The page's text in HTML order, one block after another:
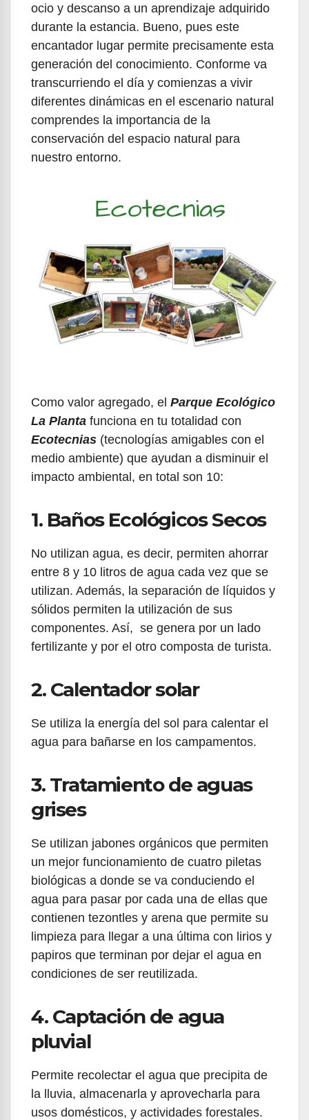
ocio y descanso a un aprendizaje adquirido
durante la estancia. Bueno, pues este
encantador lugar permite precisamente esta
generación del conocimiento. Conforme va
transcurriendo el día y comienzas a vivir
diferentes dinámicas en el escenario natural
comprendes la importancia de la
conservación del espacio natural para
nuestro entorno.
Como valor agregado, el Parque Ecológico
La Planta funciona en tu totalidad con
Ecotecnias (tecnologías amigables con el
medio ambiente) que ayudan a disminuir el
impacto ambiental, en total son 10:
1. Baños Ecológicos Secos
No utilizan agua, es decir, permiten ahorrar
entre 8 y 10 litros de agua cada vez que se
utilizan. Además, la separación de líquidos y
sólidos permiten la utilización de sus
componentes. Así, se genera por un lado
fertilizante y por el otro composta de turista.
2. Calentador solar
Se utiliza la energía del sol para calentar el
agua para bañarse en los campamentos.
3. Tratamiento de aguas
grises
Se utilizan jabones orgánicos que permiten
un mejor funcionamiento de cuatro piletas
biológicas a donde se va conduciendo el
agua para pasar por cada una de ellas que
contienen tezontles y arena que permite su
limpieza para llegar a una última con lirios y
papiros que terminan por dejar el agua en
condiciones de ser reutilizada.
4. Captación de agua
pluvial
Permite recolectar el agua que precipita de
la lluvia, almacenarla y aprovecharla para
usos domésticos, y actividades forestales.